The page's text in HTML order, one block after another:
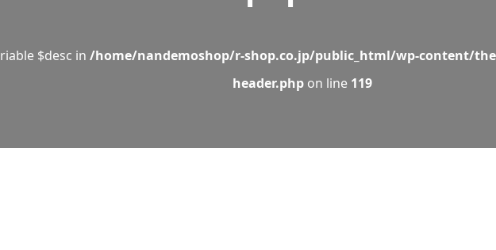
$desc in /home/nandemoshop/r-shop.co.jp/public_html/wp-content/
header.php on line 119